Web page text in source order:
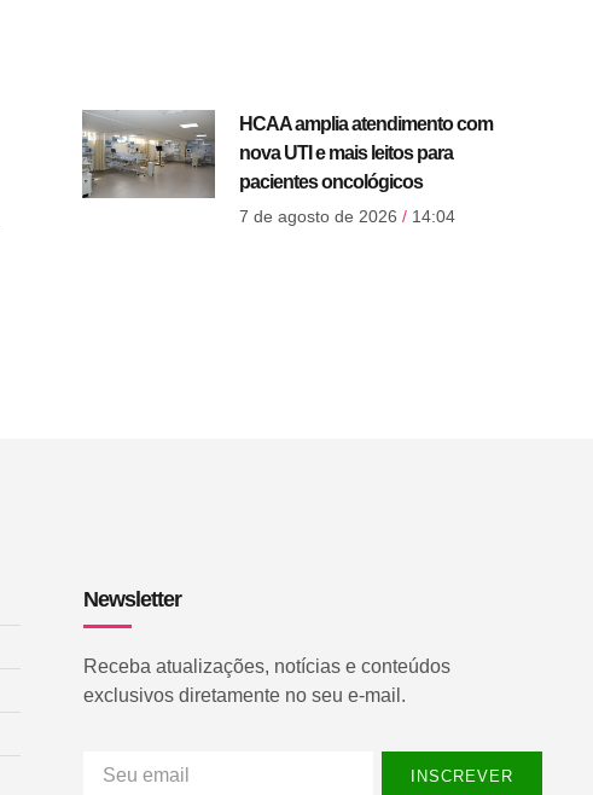
HCAA amplia atendimento com
nova UTI e mais leitos para
pacientes oncológicos
7 de agosto de 2026 14:04
Newsletter
Receba atualizações, notícias e conteúdos
exclusivos diretamente no seu e-mail.
INSCREVER